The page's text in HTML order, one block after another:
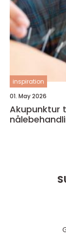
inspiration
01. May 2026
Akupunktur thisted